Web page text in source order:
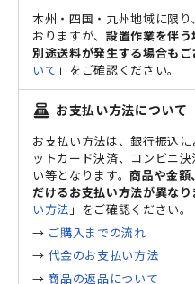
本州・四国・九州地域に限
おりますが、 設置作業を伴う
別途送料が発生する場合もご
いて 」をご確認ください。
point_of_sale お支払い方法について
お支払い方法は、銀行振込
ットカード決済、コンビニ
い等となります。商品や金額
だけるお支払い方法が異なり
い方法 」をご確認ください。
→ ご購入までの流れ
→代金のお支払い方法
→ 商品の返品について